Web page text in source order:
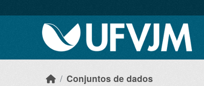
Conjuntos de dados